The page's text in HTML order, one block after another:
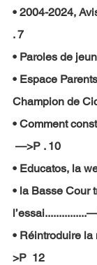
• 2004-2024,
. 7
• Paroles de
• Espace
Champion de
• Comment
—>P . 10
• Educatos, la
• la Basse Cour
• Réintroduire
>P  12